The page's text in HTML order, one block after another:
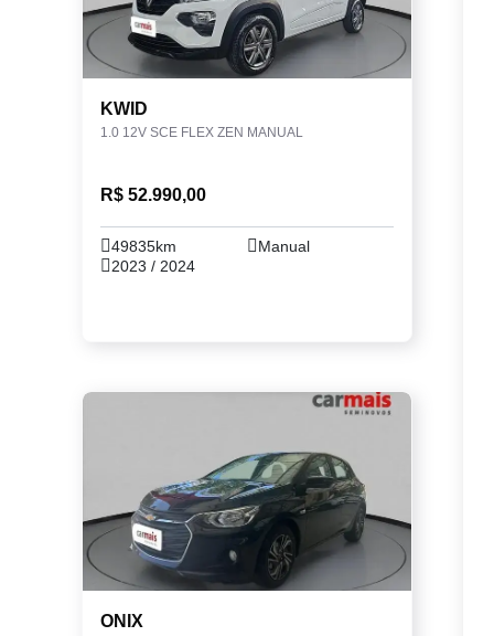
KWID
1.0 12V SCE FLEX ZEN MANUAL
R$ 52.990,00
49835km
Manual
2023 / 2024
ONIX